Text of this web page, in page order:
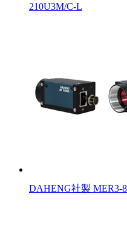
210U3M/C-L
DAHENG社製 MER3-